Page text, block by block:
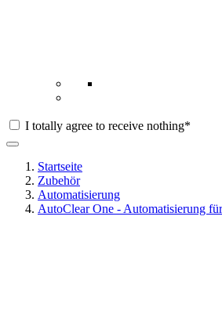
I totally agree to receive nothing*
Startseite
Zubehör
Automatisierung
AutoClear One - Automatisierung